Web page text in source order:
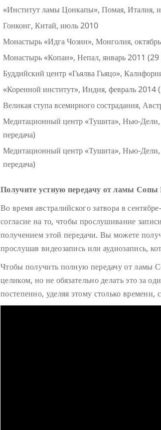
«Институт ламы Цонкапы», Помая, Италия,
Гонконг, Китай, июль 2010
Монастырь «Идга Чозин», Монголия,
Монастырь «Копан», Непал, январь 2011 (29
Буддийский центр «Гьялва Гьяцо»,
«Коренной институт», Индия, февраль 2014
Великая ступа всемирного сострадания,
Медитационный центр «Тушита», Нью-Дели,
передача)
Медитационный центр «Тушита», Нью-Дели,
передача)
Получите устную передачу от ламы Сопы
Во время австралийского затвора в
согласие на то, чтобы прослушивание
получением этой передачи. Вы можете
прослушав видеозапись или аудиозапись,
Чтобы получить полную передачу от ламы
целиком, но не обязательно делать это за
постепенно, уделяя этому столько времени,